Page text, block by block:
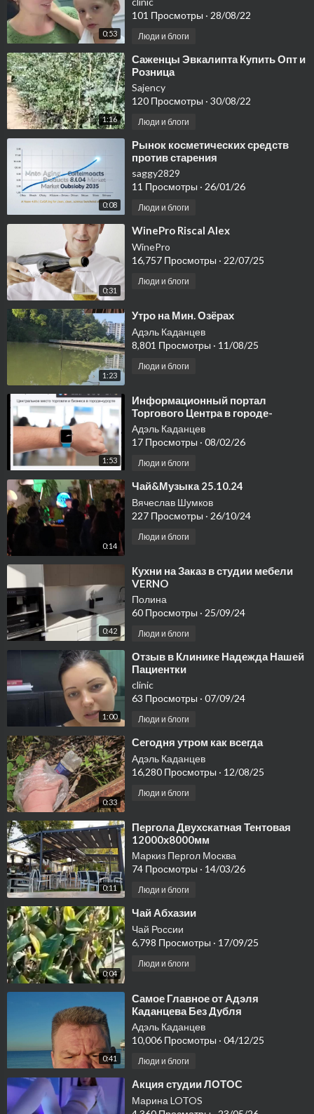
0:53
101 Просмотры · 28/08/22
Люди и блоги
1:16
⁣Саженцы Эвкалипта Купить Опт и
Розница
Sajency
120 Просмотры · 30/08/22
Люди и блоги
0:08
⁣Рынок косметических средств
против старения
saggy2829
11 Просмотры · 26/01/26
Люди и блоги
0:31
⁣WinePro Riscal Alex
WinePro
16,757 Просмотры · 22/07/25
Люди и блоги
1:23
⁣Утро на Мин. Озёрах
Адэль Каданцев
8,801 Просмотры · 11/08/25
Люди и блоги
1:53
⁣Информационный портал
Торгового Центра в городе-
курорте Сочи
Адэль Каданцев
17 Просмотры · 08/02/26
Люди и блоги
0:14
⁣Чай&Музыка 25.10.24
Вячеслав Шумков
227 Просмотры · 26/10/24
Люди и блоги
0:42
⁣Кухни на Заказ в студии мебели
VERNO
Полина
60 Просмотры · 25/09/24
Люди и блоги
1:00
⁣Отзыв в Клинике Надежда Нашей
Пациентки
clinic
63 Просмотры · 07/09/24
Люди и блоги
0:33
⁣Сегодня утром как всегда
Адэль Каданцев
16,280 Просмотры · 12/08/25
Люди и блоги
0:11
⁣Пергола Двухскатная Тентовая
12000х8000мм
Маркиз Пергол Москва
74 Просмотры · 14/03/26
Люди и блоги
0:04
⁣Чай Абхазии
Чай России
6,798 Просмотры · 17/09/25
Люди и блоги
0:41
⁣Самое Главное от Адэля
Каданцева Без Дубля
Адэль Каданцев
10,006 Просмотры · 04/12/25
Люди и блоги
⁣Акция студии ЛОТОС
Марина LOTOS